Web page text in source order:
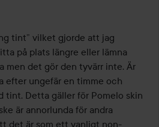
tint” vilket gjorde att jag
på plats längre eller lämna
men det gör den tyvärr inte. Är
efter ungefär en timme och
tint. Detta gäller för Pomelo skin
är annorlunda för andra
det är som ett vanligt non-